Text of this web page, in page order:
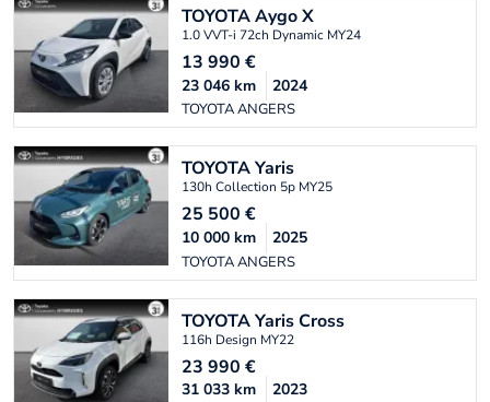
TOYOTAAygo X
1.0 VVT-i 72ch Dynamic MY24
13 990 €
TOYOTA ANGERS
23 046 km 2024
TOYOTAYaris
130h Collection 5p MY25
25 500 €
TOYOTA ANGERS
10 000 km 2025
TOYOTAYaris Cross
116h Design MY22
23 990 €
31 033 km 2023